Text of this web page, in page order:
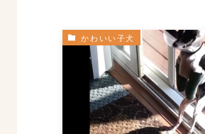
かわいい子犬